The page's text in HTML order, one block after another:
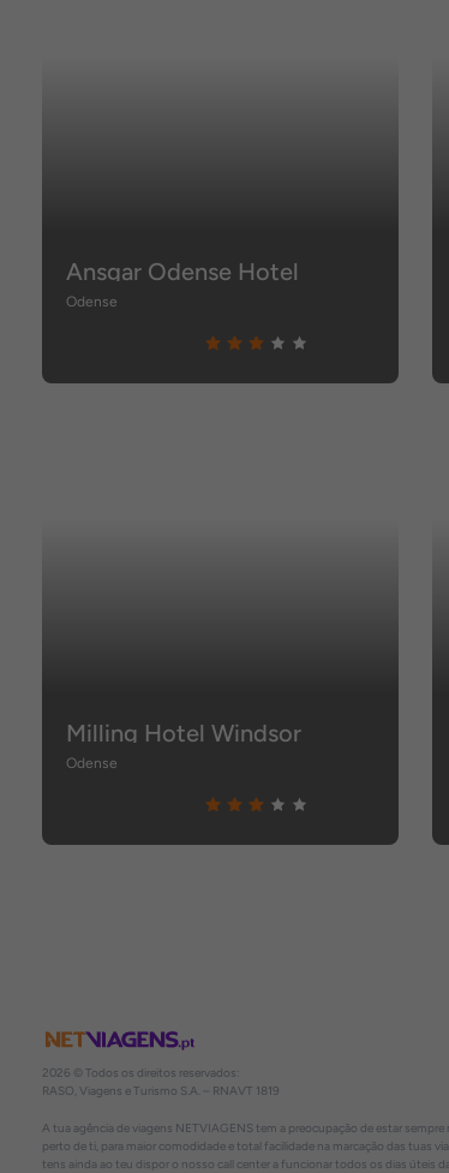
Ansgar Odense Hotel
Odense
Milling Hotel Windsor
Odense
2026 © Todos os direitos reservados:
RASO, Viagens e Turismo S.A. – RNAVT 1819
A tua agência de viagens NETVIAGENS tem a preocupação de estar sempre
perto de ti, para maior comodidade e total facilidade na marcação das tuas
tens ainda ao teu dispor o nosso call center a funcionar todos os dias úteis